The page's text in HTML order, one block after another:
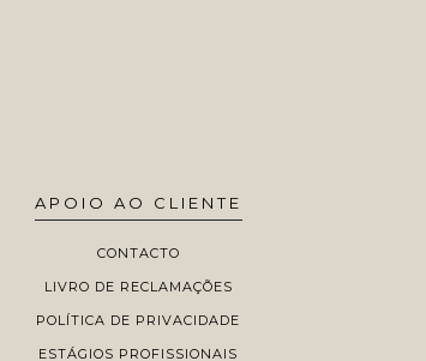
APOIO AO CLIENTE
CONTACTO
LIVRO DE RECLAMAÇÕES
POLÍTICA DE PRIVACIDADE
ESTÁGIOS PROFISSIONAIS